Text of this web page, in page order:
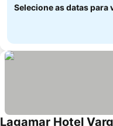
Selecione as datas para
Lagamar Hotel